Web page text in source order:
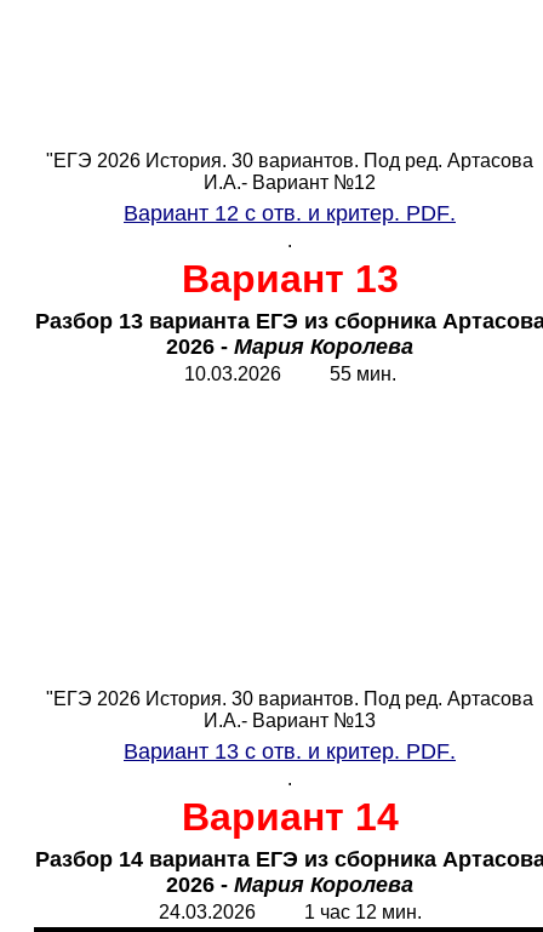
"ЕГЭ 2026 История. 30 вариантов. Под ред. Артасова
И.А.- Вариант №12
Вариант 12 с отв. и критер. PDF.
.
Вариант 13
Разбор 13 варианта ЕГЭ из сборника
2026 - Мария Королева
10.03.2026 55 мин.
"ЕГЭ 2026 История. 30 вариантов. Под ред. Артасова
И.А.- Вариант №13
Вариант 13 с отв. и критер. PDF.
.
Вариант 14
Разбор 14 варианта ЕГЭ из сборника
2026 - Мария Королева
24.03.2026 1 час 12 мин.